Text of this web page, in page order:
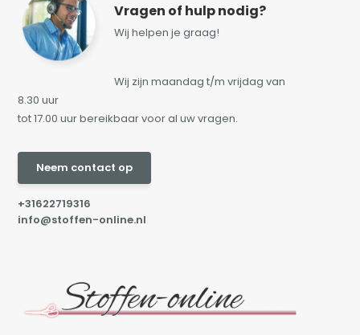
Vragen of hulp nodig?
Wij helpen je graag!
Wij zijn maandag t/m vrijdag van
8.30 uur
tot 17.00 uur bereikbaar voor al uw vragen.
Neem contact op
+31622719316
info@stoffen-online.nl